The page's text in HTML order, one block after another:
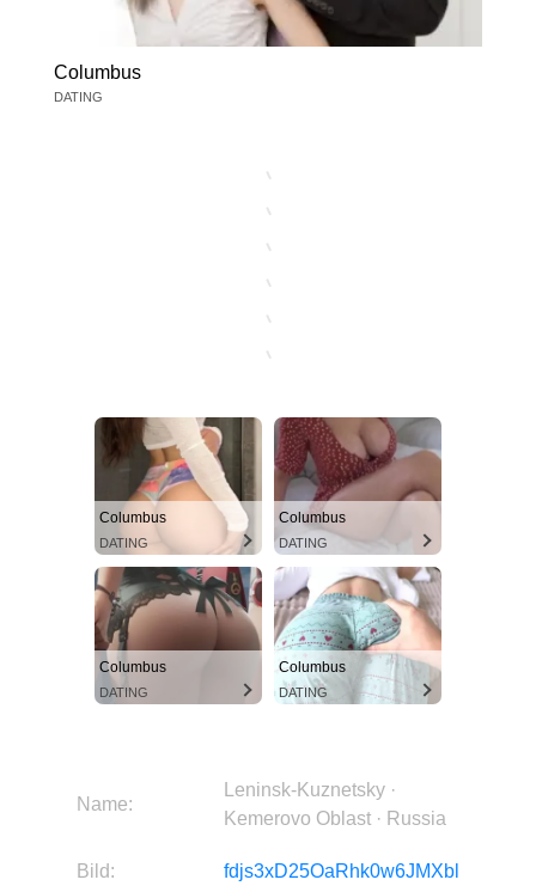
Columbus
DATING
Columbus
DATING
Columbus
DATING
Columbus
DATING
Columbus
DATING
Name:
Leninsk-Kuznetsky ·
Kemerovo Oblast · Russia
Bild: fdjs3xD25OaRhk0w6JMXbl